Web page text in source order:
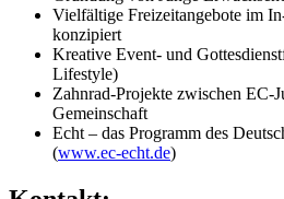
Vielfältige Freizeitangebote im
konzipiert
Kreative Event- und
Lifestyle)
Zahnrad-Projekte zwischen EC-
Gemeinschaft
Echt – das Programm des
(www.ec-echt.de)